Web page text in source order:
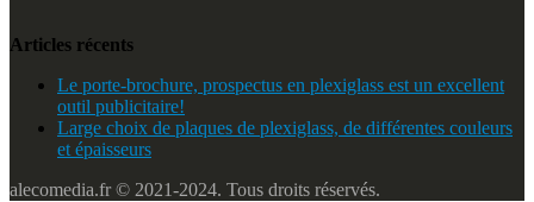
Articles récents
Le porte-brochure, prospectus en plexiglass est un excellent
outil publicitaire!
Large choix de plaques de plexiglass, de différentes couleurs
et épaisseurs
alecomedia.fr © 2021-2024. Tous droits réservés.